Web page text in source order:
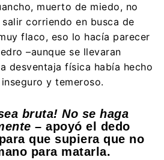
muerto de miedo, no
corriendo en busca de
flaco, eso lo hacía parecer
–aunque se llevaran
desventaja física había hecho
y temeroso.
bruta! No se haga
– apoyó el dedo
que supiera que no
para matarla.